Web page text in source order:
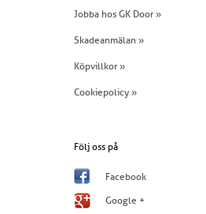
Jobba hos GK Door »
Skadeanmälan »
Köpvillkor »
Cookiepolicy »
Följ oss på
Facebook
Google +